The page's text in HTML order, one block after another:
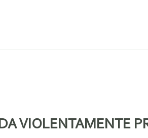
VIOLENTAMENTE